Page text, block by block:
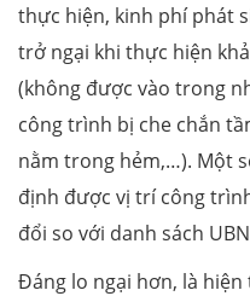
thực hiện, kinh phí phát
trở ngại khi thực hiện
(không được vào trong
công trình bị che chắn
nằm trong hẻm,…). Một
định được vị trí công
đổi so với danh sách
Đáng lo ngại hơn, là